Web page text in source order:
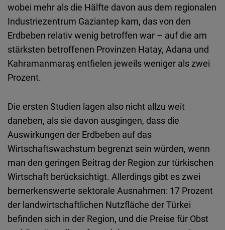
wobei mehr als die Hälfte davon aus dem regionalen
Industriezentrum Gaziantep kam, das von den
Erdbeben relativ wenig betroffen war – auf die am
stärksten betroffenen Provinzen Hatay, Adana und
Kahramanmaraş entfielen jeweils weniger als zwei
Prozent.
Die ersten Studien lagen also nicht allzu weit
daneben, als sie davon ausgingen, dass die
Auswirkungen der Erdbeben auf das
Wirtschaftswachstum begrenzt sein würden, wenn
man den geringen Beitrag der Region zur türkischen
Wirtschaft berücksichtigt. Allerdings gibt es zwei
bemerkenswerte sektorale Ausnahmen: 17 Prozent
der landwirtschaftlichen Nutzfläche der Türkei
befinden sich in der Region, und die Preise für Obst